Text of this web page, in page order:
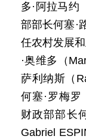
多·阿拉马约
部部长何塞·
任农村发展
·奥维多（
萨利纳斯（
何塞·罗梅罗
财政部部长
Gabriel